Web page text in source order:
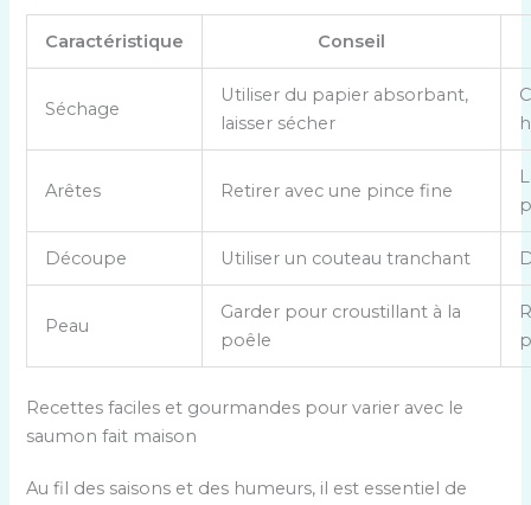
c
p
t
Caractéristique Conseil
Séchage
Utiliser du papier absorbant,
laisser sécher
Arêtes Retirer avec une pince fine
Découpe Utiliser un couteau tranchant
Peau
Garder pour croustillant à la
poêle
Recettes faciles et gourmandes pour varier avec le
saumon fait maison
Au fil des saisons et des humeurs, il est essentiel de